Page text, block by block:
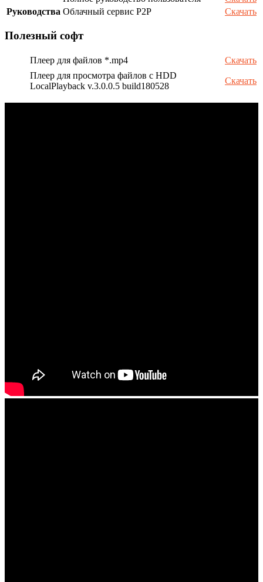
Руководства Облачный сервис P2P Скачать
Полезный софт
Плеер для файлов *.mp4
Скачать
Плеер для просмотра файлов с HDD
LocalPlayback v.3.0.0.5 build180528
Скачать